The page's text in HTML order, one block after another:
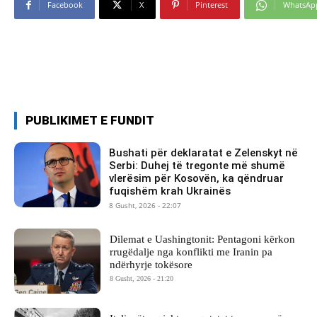
Facebook X Pinterest
PUBLIKIMET E FUNDIT
Bushati për deklaratat e Zelenskyt në
Serbi: Duhej të tregonte më shumë
vlerësim për Kosovën, ka qëndruar
fuqishëm krah Ukrainës
8 Gusht, 2026 - 22:07
Dilemat e Uashingtonit: Pentagoni kërkon
rrugëdalje nga konflikti me Iranin pa
ndërhyrje tokësore
8 Gusht, 2026 - 21:20